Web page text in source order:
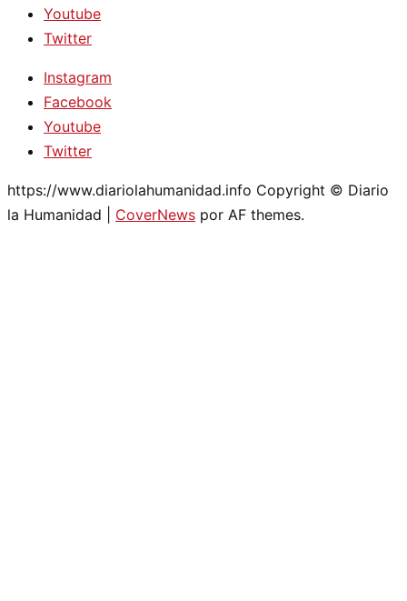
Youtube
Twitter
Instagram
Facebook
Youtube
Twitter
https://www.diariolahumanidad.info Copyright © Diario
la Humanidad
CoverNews por AF themes.